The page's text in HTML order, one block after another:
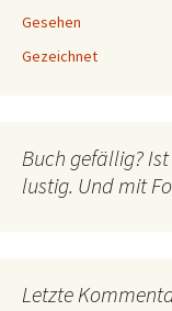
Gesehen
Gezeichnet
Buch gefällig?
lustig. Und mit
Letzte